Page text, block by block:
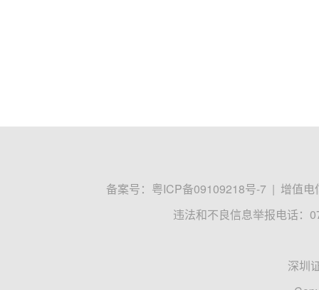
备案号： 粤ICP备09109218号-7 | 增值电
违法和不良信息举报电话：
深圳